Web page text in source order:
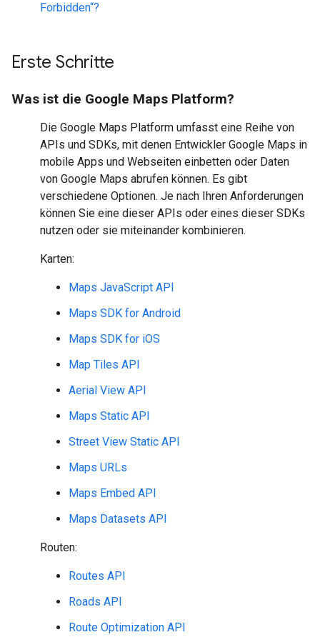
Forbidden“?
Erste Schritte
Was ist die Google Maps Platform?
Die Google Maps Platform umfasst eine Reihe von
APIs und SDKs, mit denen Entwickler Google Maps in
mobile Apps und Webseiten einbetten oder Daten
von Google Maps abrufen können. Es gibt
verschiedene Optionen. Je nach Ihren Anforderungen
können Sie eine dieser APIs oder eines dieser SDKs
nutzen oder sie miteinander kombinieren.
Karten:
Maps JavaScript API
Maps SDK for Android
Maps SDK for iOS
Map Tiles API
Aerial View API
Maps Static API
Street View Static API
Maps URLs
Maps Embed API
Maps Datasets API
Routen:
Routes API
Roads API
Route Optimization API